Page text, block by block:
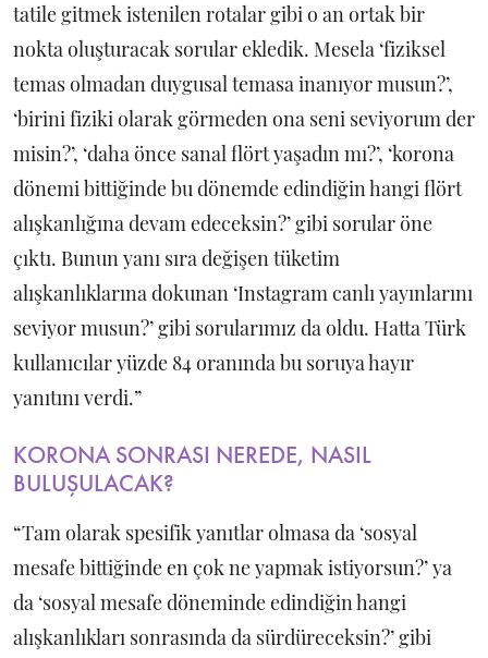
tatile gitmek istenilen rotalar gibi o an ortak bir
nokta oluşturacak sorular ekledik. Mesela ‘fiziksel
temas olmadan duygusal temasa inanıyor musun?’,
‘birini fiziki olarak görmeden ona seni seviyorum der
misin?’, ‘daha önce sanal flört yaşadın mı?’, ‘korona
dönemi bittiğinde bu dönemde edindiğin hangi flört
alışkanlığına devam edeceksin?’ gibi sorular öne
çıktı. Bunun yanı sıra değişen tüketim
alışkanlıklarına dokunan ‘Instagram canlı yayınlarını
seviyor musun?’ gibi sorularımız da oldu. Hatta Türk
kullanıcılar yüzde 84 oranında bu soruya hayır
yanıtını verdi.”
KORONA SONRASI NEREDE, NASIL
BULUŞULACAK?
“Tam olarak spesifik yanıtlar olmasa da ‘sosyal
mesafe bittiğinde en çok ne yapmak istiyorsun?’ ya
da ‘sosyal mesafe döneminde edindiğin hangi
alışkanlıkları sonrasında da sürdüreceksin?’ gibi